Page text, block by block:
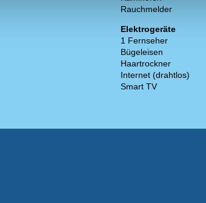
Rauchmelder
Elektrogeräte
1 Fernseher
Bügeleisen
Haartrockner
Internet (drahtlos)
Smart TV